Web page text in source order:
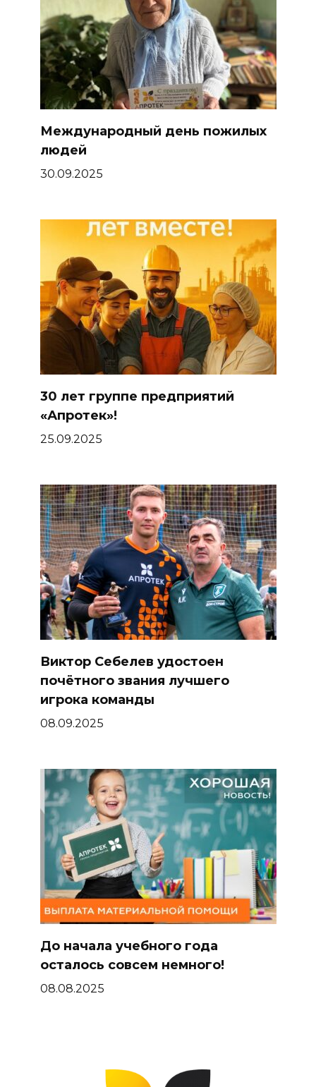
Международный день пожилых
людей
30.09.2025
30 лет группе предприятий
«Апротек»!
25.09.2025
Виктор Себелев удостоен
почётного звания лучшего
игрока команды
08.09.2025
До начала учебного года
осталось совсем немного!
08.08.2025